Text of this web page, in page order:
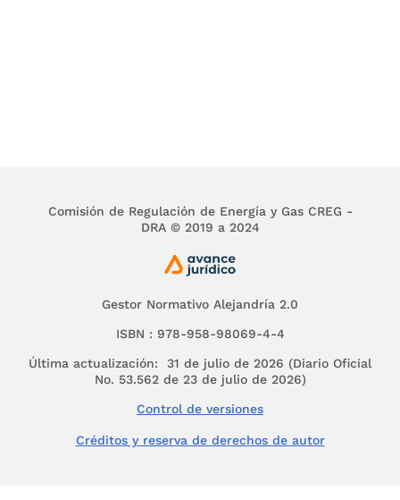
debieron liquidarse los contratos (…) y que, por
caso concreto, establece que la acción
término de dos (2) años contados a partir del
motivos de hecho o de derecho que les sirvan
literal d) del numeral 10 del artículo 136 del
dado que en los contratos de suministro de
meses siguientes a su terminación, (...), sin que
pactaron y, en todo caso, tratándose de
derecho privado (…), aquellas no pueden
unilateralmente el contrato.
Gestor Normativo Alejandría 2.0
ISBN : 978-958-98069-4-4
Última actualización: 31 de julio de 2026 (Diario Oficial
No. 53.562 de 23 de julio de 2026)
Control de versiones
Créditos y reserva de derechos de autor
Comisión de Regulación de Energía y Gas CREG -
DRA © 2019 a 2024